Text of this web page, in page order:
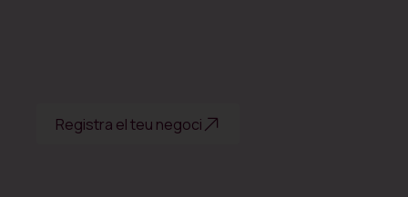
Registra el teu negoci